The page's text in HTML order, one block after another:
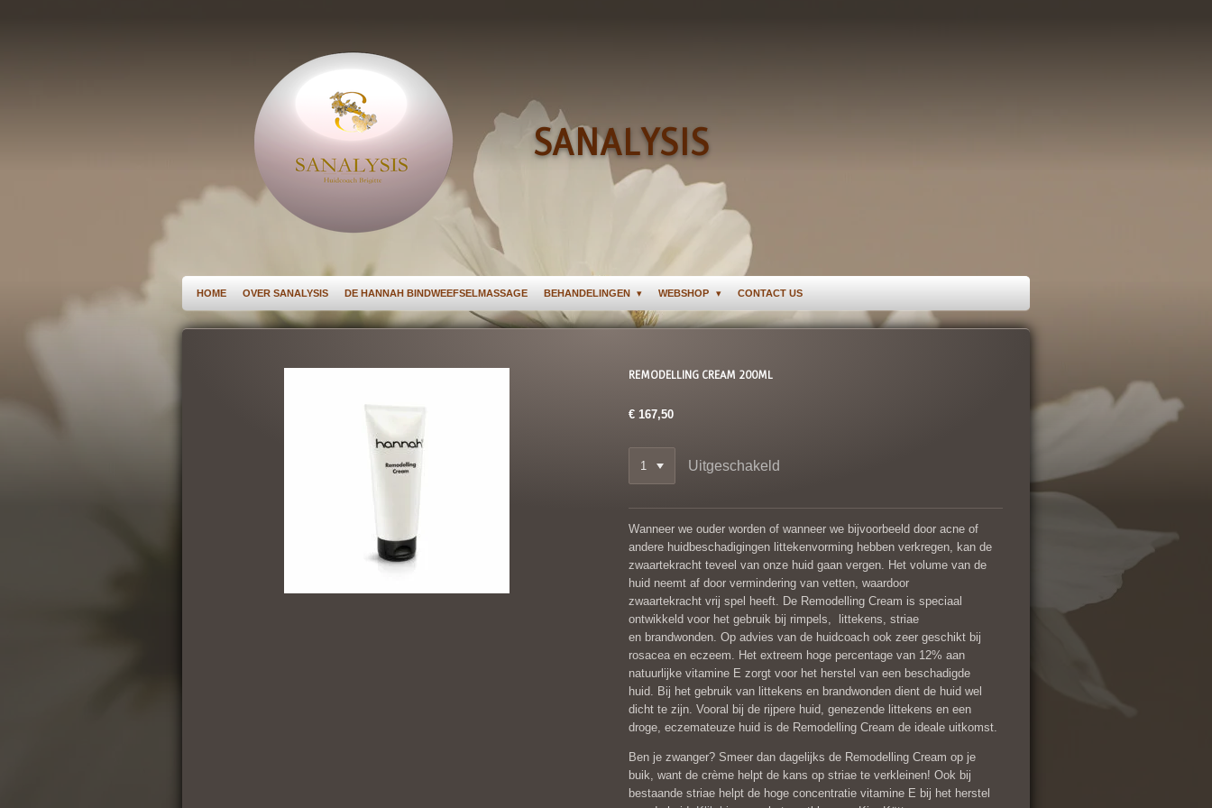
SANALYSIS
HOME OVER SANALYSIS DE HANNAH BINDWEEFSELMASSAGE BEHANDELINGEN WEBSHOP CONTACT US
REMODELLING CREAM 200ML
€ 167,50
Uitgeschakeld
Wanneer we ouder worden of wanneer we bijvoorbeeld door acne of
andere huidbeschadigingen littekenvorming hebben verkregen, kan de
zwaartekracht teveel van onze huid gaan vergen. Het volume van de
huid neemt af door vermindering van vetten, waardoor
zwaartekracht vrij spel heeft. De Remodelling Cream is speciaal
ontwikkeld voor het gebruik bij rimpels, littekens, striae
en brandwonden. Op advies van de huidcoach ook zeer geschikt bij
rosacea en eczeem. Het extreem hoge percentage van 12% aan
natuurlijke vitamine E zorgt voor het herstel van een beschadigde
huid. Bij het gebruik van littekens en brandwonden dient de huid wel
dicht te zijn. Vooral bij de rijpere huid, genezende littekens en een
droge, eczemateuze huid is de Remodelling Cream de ideale uitkomst.
Ben je zwanger? Smeer dan dagelijks de Remodelling Cream op je
buik, want de crème helpt de kans op striae te verkleinen! Ook bij
bestaande striae helpt de hoge concentratie vitamine E bij het herstel